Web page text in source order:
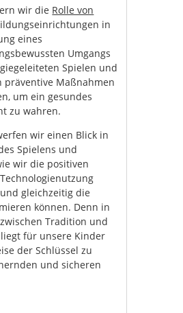
wir die Rolle von
in
eines
Umgangs
Spielen und
präventive Maßnahmen
um ein gesundes
zu wahren.
wir einen Blick in
Spielens und
wir die positiven
gleichzeitig die
können. Denn in
Tradition und
für unsere Kinder
der Schlüssel zu
und sicheren